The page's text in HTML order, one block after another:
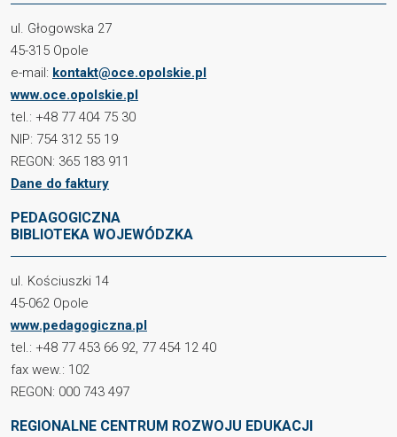
ul. Głogowska 27
45-315 Opole
e-mail: kontakt@oce.opolskie.pl
www.oce.opolskie.pl
tel.: +48 77 404 75 30
NIP: 754 312 55 19
REGON: 365 183 911
Dane do faktury
PEDAGOGICZNA
BIBLIOTEKA WOJEWÓDZKA
ul. Kościuszki 14
45-062 Opole
www.pedagogiczna.pl
tel.: +48 77 453 66 92, 77 454 12 40
fax wew.: 102
REGON: 000 743 497
REGIONALNE CENTRUM ROZWOJU EDUKACJI